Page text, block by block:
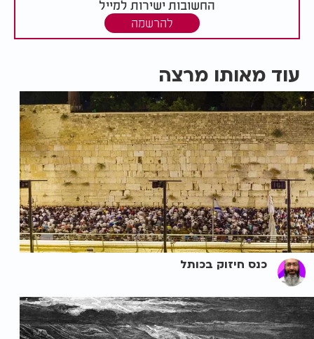
החשובות ישירות למייל
להרשמה
עוד מאותו מרצה
כנס חיזוק בכותל